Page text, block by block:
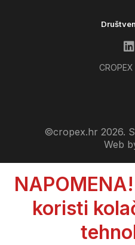
©cropex.hr 2026.
Web
koristi